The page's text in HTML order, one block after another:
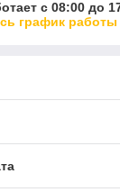
с 08:00 до
график работы